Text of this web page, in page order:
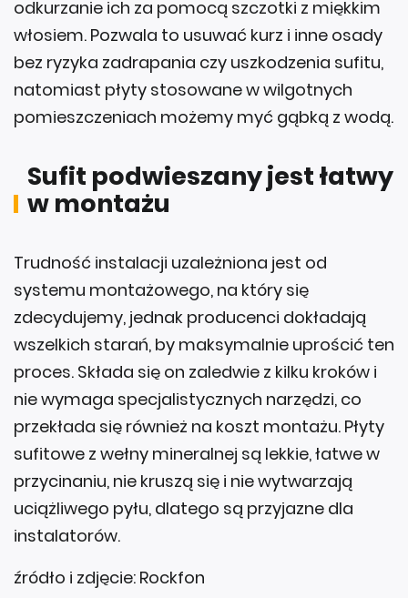
odkurzanie ich za pomocą szczotki z miękkim
włosiem. Pozwala to usuwać kurz i inne osady
bez ryzyka zadrapania czy uszkodzenia sufitu,
natomiast płyty stosowane w wilgotnych
pomieszczeniach możemy myć gąbką z wodą.
Sufit podwieszany jest łatwy
w montażu
Trudność instalacji uzależniona jest od
systemu montażowego, na który się
zdecydujemy, jednak producenci dokładają
wszelkich starań, by maksymalnie uprościć ten
proces. Składa się on zaledwie z kilku kroków i
nie wymaga specjalistycznych narzędzi, co
przekłada się również na koszt montażu. Płyty
sufitowe z wełny mineralnej są lekkie, łatwe w
przycinaniu, nie kruszą się i nie wytwarzają
uciążliwego pyłu, dlatego są przyjazne dla
instalatorów.
źródło i zdjęcie: Rockfon